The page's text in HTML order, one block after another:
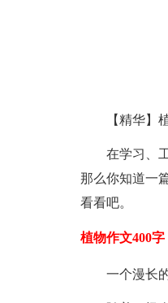
【精华】
在学习、
那么你知道一
看看吧。
植物作文400字
一个漫长